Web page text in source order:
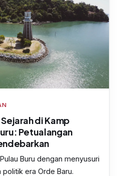
di Kamp
Petualangan
Buru dengan menyusuri
politik era Orde Baru.